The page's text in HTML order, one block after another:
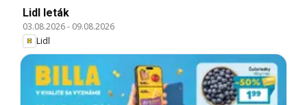
Lidl leták
03.08.2026- 09.08.2026
Lidl